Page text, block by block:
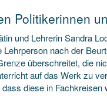
Politikerinnen
und Lehrerin Sandra
Lehrperson nach der
überschreitet, die
auf das Werk zu
dass diese in Fachkreisen